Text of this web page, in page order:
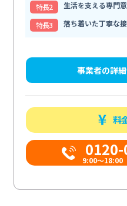
特⻑2
生活を支える専門
特⻑3
落ち着いた丁寧な
事業者の詳
料
9:00〜